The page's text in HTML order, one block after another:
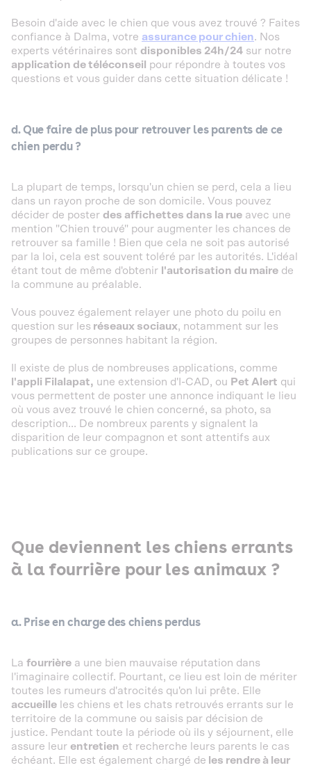
Besoin d'aide avec le chien que vous avez trouvé ? Faites
confiance à Dalma, votre assurance pour chien. Nos
experts vétérinaires sont disponibles 24h/24 sur notre
application de téléconseil pour répondre à toutes vos
questions et vous guider dans cette situation délicate !
d. Que faire de plus pour retrouver les parents de ce
chien perdu ?
La plupart de temps, lorsqu'un chien se perd, cela a lieu
dans un rayon proche de son domicile. Vous pouvez
décider de poster des affichettes dans la rue avec une
mention "Chien trouvé" pour augmenter les chances de
retrouver sa famille ! Bien que cela ne soit pas autorisé
par la loi, cela est souvent toléré par les autorités. L'idéal
étant tout de même d'obtenir l'autorisation du maire de
la commune au préalable.
Vous pouvez également relayer une photo du poilu en
question sur les réseaux sociaux, notamment sur les
groupes de personnes habitant la région.
Il existe de plus de nombreuses applications, comme
l'appli Filalapat, une extension d'I-CAD, ou Pet Alert qui
vous permettent de poster une annonce indiquant le lieu
où vous avez trouvé le chien concerné, sa photo, sa
description... De nombreux parents y signalent la
disparition de leur compagnon et sont attentifs aux
publications sur ce groupe.
Que deviennent les chiens errants
à la fourrière pour les animaux ?
a. Prise en charge des chiens perdus
La fourrière a une bien mauvaise réputation dans
l'imaginaire collectif. Pourtant, ce lieu est loin de mériter
toutes les rumeurs d'atrocités qu'on lui prête. Elle
accueille les chiens et les chats retrouvés errants sur le
territoire de la commune ou saisis par décision de
justice. Pendant toute la période où ils y séjournent, elle
assure leur entretien et recherche leurs parents le cas
échéant. Elle est également chargé de les rendre à leur